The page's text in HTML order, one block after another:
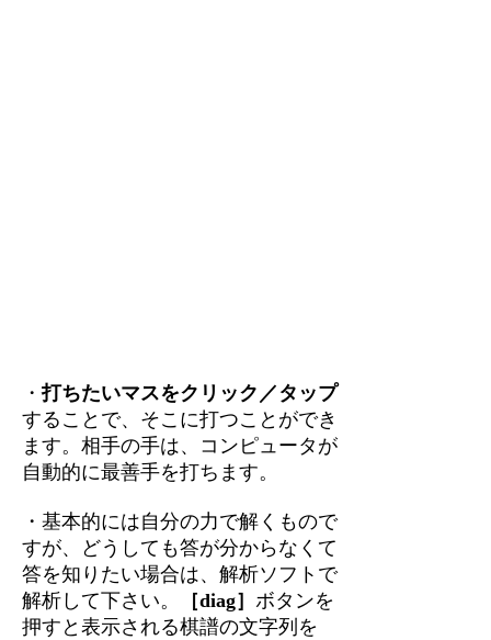
・打ちたいマスをクリック／タップ
することで、そこに打つことができ
ます。相手の手は、コンピュータが
自動的に最善手を打ちます。
・基本的には自分の力で解くもので
すが、どうしても答が分からなくて
答を知りたい場合は、解析ソフトで
解析して下さい。
［diag］ ボタンを
押すと表示される棋譜の文字列を